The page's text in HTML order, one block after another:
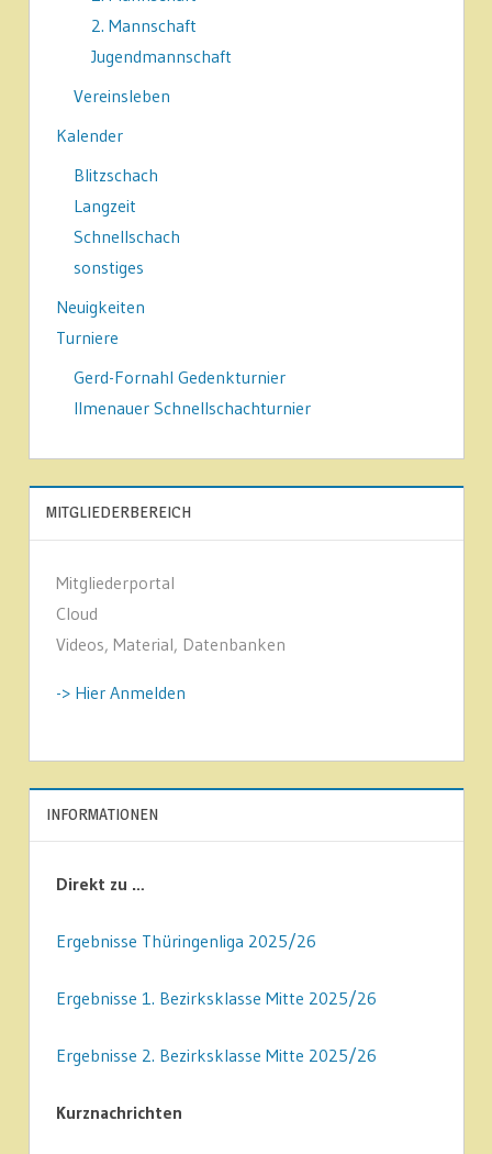
2. Mannschaft
Jugendmannschaft
Vereinsleben
Kalender
Blitzschach
Langzeit
Schnellschach
sonstiges
Neuigkeiten
Turniere
Gerd-Fornahl Gedenkturnier
Ilmenauer Schnellschachturnier
MITGLIEDERBEREICH
Mitgliederportal
Cloud
Videos, Material, Datenbanken
-> Hier Anmelden
INFORMATIONEN
Direkt zu …
Ergebnisse Thüringenliga 2025/26
Ergebnisse 1. Bezirksklasse Mitte 2025/26
Ergebnisse 2. Bezirksklasse Mitte 2025/26
Kurznachrichten